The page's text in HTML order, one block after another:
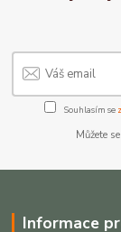
Souhlasím se
Můžete
Informace